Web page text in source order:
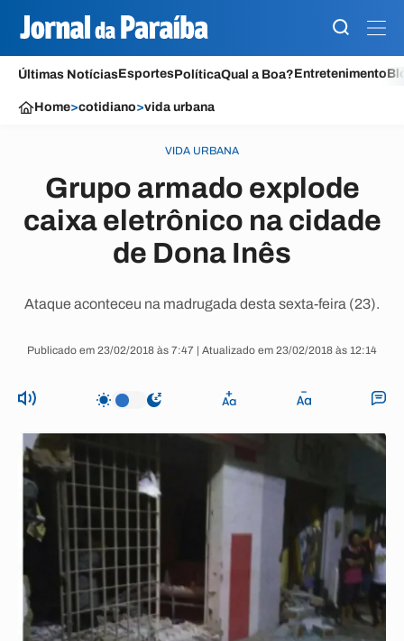
Últimas NotíciasEsportesPolíticaQual a Boa?Entretenimento
Home>cotidiano>vida urbana
VIDA URBANA
Grupo armado explode
caixa eletrônico na cidade
de Dona Inês
Ataque aconteceu na madrugada desta sexta-feira (23).
Publicado em 23/02/2018 às 7:47 | Atualizado em 23/02/2018 às 12:14